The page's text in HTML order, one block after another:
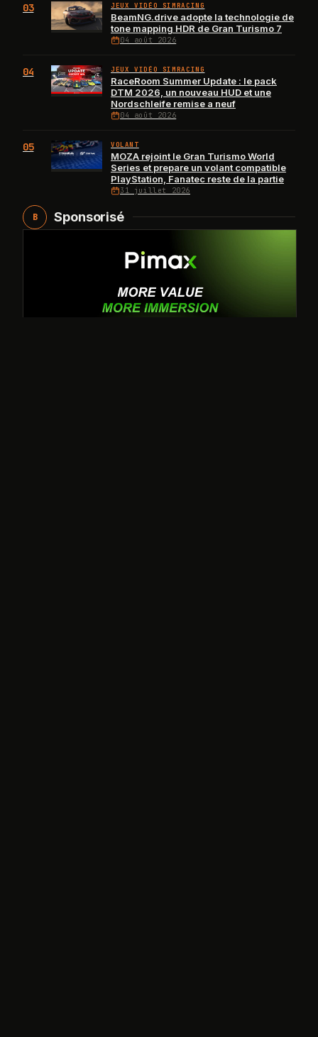
03 JEUX VIDÉO SIMRACING
BeamNG.drive adopte la technologie de
tone mapping HDR de Gran Turismo 7
04 août 2026
04 JEUX VIDÉO SIMRACING
RaceRoom Summer Update : le pack
DTM 2026, un nouveau HUD et une
Nordschleife remise a neuf
04 août 2026
05 VOLANT
MOZA rejoint le Gran Turismo World
Series et prepare un volant compatible
PlayStation, Fanatec reste de la partie
31 juillet 2026
B Sponsorisé